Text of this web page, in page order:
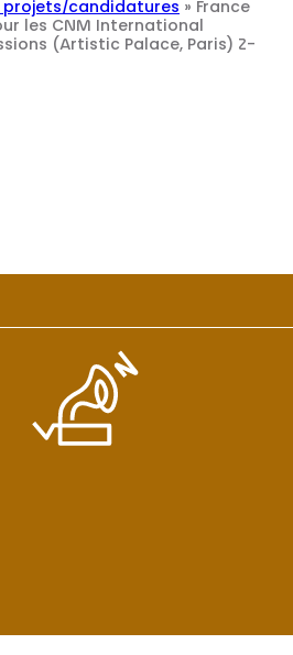
projets/candidatures » France
les CNM International
(Artistic Palace, Paris) 2-